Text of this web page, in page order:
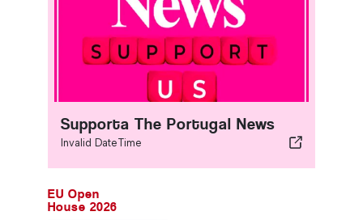
Supporta The Portugal News
Invalid DateTime
EU Open
House 2026